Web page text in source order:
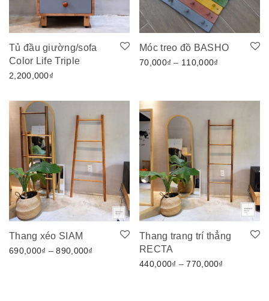
Tủ đầu giường/sofa
Color Life Triple
2,200,000₫
Móc treo đồ BASHO
70,000₫ – 110,000₫
Thang xéo SIAM
690,000₫ – 890,000₫ Khoảng giá: từ 690,000₫ đến 890,000₫
Thang trang trí thẳng
RECTA
440,000₫ – 770,000₫